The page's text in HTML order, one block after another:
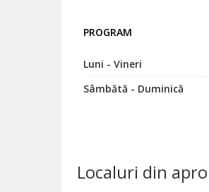
PROGRAM
Luni - Vineri
Sâmbătă - Duminică
Localuri din